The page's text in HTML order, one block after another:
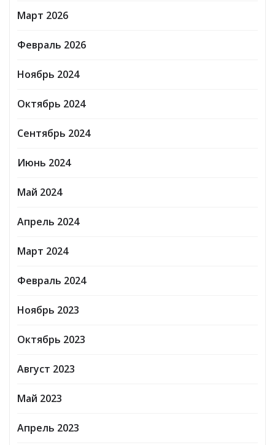
Март 2026
Февраль 2026
Ноябрь 2024
Октябрь 2024
Сентябрь 2024
Июнь 2024
Май 2024
Апрель 2024
Март 2024
Февраль 2024
Ноябрь 2023
Октябрь 2023
Август 2023
Май 2023
Апрель 2023